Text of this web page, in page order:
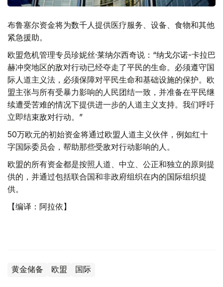
布鲁塞尔资金将为数千人提供医疗服务、设备、食物和其他
紧急援助。
欧盟危机管理专员珍妮丝·莱纳尔西奇说：“纳戈尔诺-卡拉巴
赫冲突地区的敌对行动已经夺走了平民的生命。必须遵守国
际人道主义法，必须保障对平民生命和基础设施的保护。欧
盟主张与所有受暴力影响的人民团结一致，并准备在平民继
续遭受苦难的情况下提供进一步的人道主义支持。我们呼吁
立即结束敌对行动。”
50万欧元的初始资金将通过欧盟人道主义伙伴，例如红十
字国际委员会，帮助那些受敌对行动影响的人。
欧盟的所有资金都是按照人道、中立、公正和独立的原则提
供的，并通过包括联合国和非政府组织在内的国际组织提
供。
【编译：阿拉依】
黄金储备 欧盟 国际